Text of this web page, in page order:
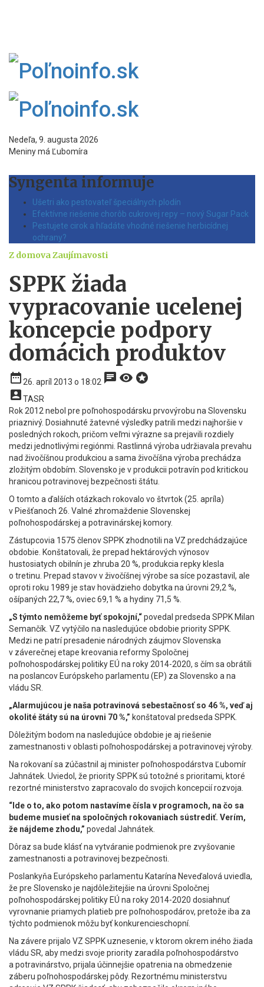
Nedeľa, 9. augusta 2026
Meniny má Ľubomíra
Syngenta informuje
Ušetri ako pestovateľ špeciálnych plodín
Efektívne riešenie chorôb cukrovej repy – nový Sugar Pack
Pestujete cirok a hľadáte vhodné riešenie herbicídnej
ochrany?
Z domovaZaujímavosti
SPPK žiada
vypracovanie ucelenej
koncepcie podpory
domácich produktov
date_range 26. apríl 2013 o 18:02 chat visibility stars
account_boxTASR
Rok 2012 nebol pre poľnohospodársku prvovýrobu na Slovensku
priaznivý. Dosiahnuté žatevné výsledky patrili medzi najhoršie v
posledných rokoch, pričom veľmi výrazne sa prejavili rozdiely
medzi jednotlivými regiónmi. Rastlinná výroba udržiavala prevahu
nad živočíšnou produkciou a sama živočíšna výroba prechádza
zložitým obdobím. Slovensko je v produkcii potravín pod kritickou
hranicou potravinovej bezpečnosti štátu.
O tomto a ďalších otázkach rokovalo vo štvrtok (25. apríla)
v Piešťanoch 26. Valné zhromaždenie Slovenskej
poľnohospodárskej a potravinárskej komory.
Zástupcovia 1575 členov SPPK zhodnotili na VZ predchádzajúce
obdobie. Konštatovali, že prepad hektárových výnosov
hustosiatych obilnín je zhruba 20 %, produkcia repky klesla
o tretinu. Prepad stavov v živočíšnej výrobe sa síce pozastavil, ale
oproti roku 1989 je stav hovädzieho dobytka na úrovni 29,2 %,
ošípaných 22,7 %, oviec 69,1 % a hydiny 71,5 %.
„S týmto nemôžeme byť spokojní,“povedal predseda SPPK Milan
Semančík. VZ vytýčilo na nasledujúce obdobie priority SPPK.
Medzi ne patrí presadenie národných záujmov Slovenska
v záverečnej etape kreovania reformy Spoločnej
poľnohospodárskej politiky EÚ na roky 2014-2020, s čím sa obrátili
na poslancov Európskeho parlamentu (EP) za Slovensko a na
vládu SR.
„Alarmujúcou je naša potravinová sebestačnosť so 46 %, veď aj
okolité štáty sú na úrovni 70 %,” konštatoval predseda SPPK.
Dôležitým bodom na nasledujúce obdobie je aj riešenie
zamestnanosti v oblasti poľnohospodárskej a potravinovej výroby.
Na rokovaní sa zúčastnil aj minister poľnohospodárstva Ľubomír
Jahnátek. Uviedol, že priority SPPK sú totožné s prioritami, ktoré
rezortné ministerstvo zapracovalo do svojich koncepcií rozvoja.
“Ide o to, ako potom nastavíme čísla v programoch, na čo sa
budeme musieť na spoločných rokovaniach sústrediť. Verím,
že nájdeme zhodu,” povedal Jahnátek.
Dôraz sa bude klásť na vytváranie podmienok pre zvyšovanie
zamestnanosti a potravinovej bezpečnosti.
Poslankyňa Európskeho parlamentu Katarína Neveďalová uviedla,
že pre Slovensko je najdôležitejšie na úrovni Spoločnej
poľnohospodárskej politiky EÚ na roky 2014-2020 dosiahnuť
vyrovnanie priamych platieb pre poľnohospodárov, pretože iba za
týchto podmienok môžu byť konkurencieschopní.
Na závere prijalo VZ SPPK uznesenie, v ktorom okrem iného žiada
vládu SR, aby medzi svoje priority zaradila poľnohospodárstvo
a potravinárstvo, prijala účinnejšie opatrenia na obmedzenie
záberu poľnohospodárskej pôdy. Rezortnému ministerstvu